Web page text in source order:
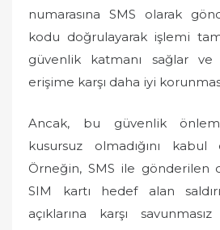
numarasına SMS olarak
kodu doğrulayarak işlemi
güvenlik katmanı sağlar ve
erişime karşı daha iyi
Ancak, bu güvenlik
kusursuz olmadığını
Örneğin, SMS ile gönderilen
SIM kartı hedef alan
açıklarına karşı